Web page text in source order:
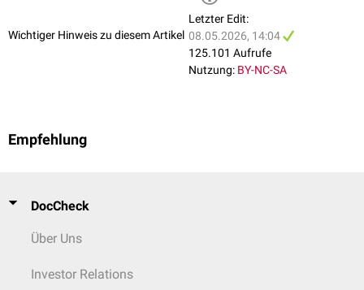
1) 3D-Modell - Querschnitt der Nase 2) Präparat des Nasenseptums 3)
CT-Aufnahme 4) Transversalschnitt Kopf 3) Frontalschnitt
Diagnostik
Computertomografie
Wichtiger Hinweis zu diesem Artikel
Letzter Edit:
08.05.2026, 14:04
125.101 Aufrufe
Nutzung: BY-NC-SA
Empfehlung
DocCheck
Über Uns
Investor Relations